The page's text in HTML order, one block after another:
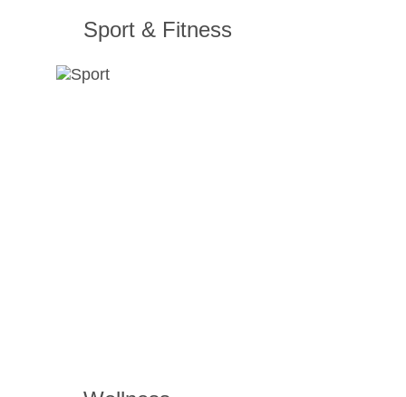
Sport & Fitness